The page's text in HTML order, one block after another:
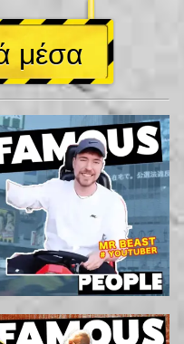
μέσα